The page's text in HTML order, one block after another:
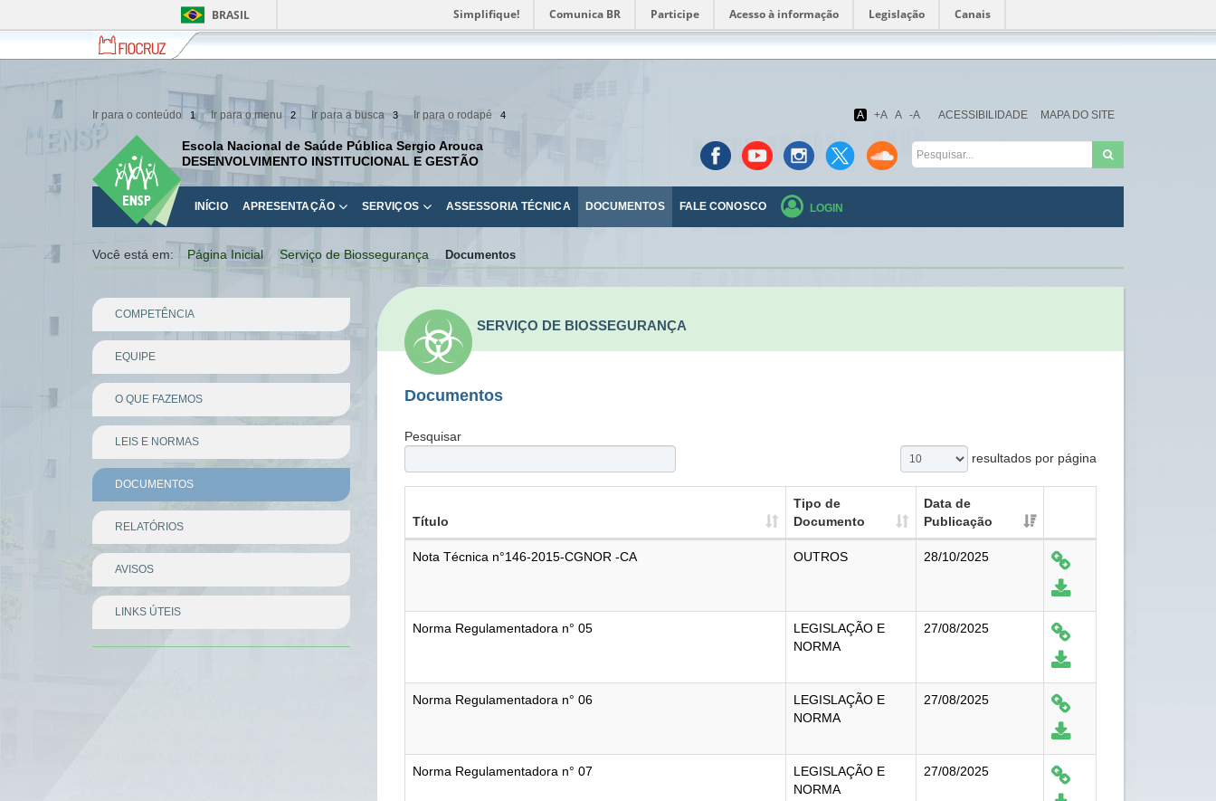
BRASIL Simplifique! Comunica BR Participe Acesso à informação Legislação Canais
Fiocruz
Fale
com
Fiocruz
Fundação
Oswaldo
Ir para o conteúdo 1 Ir para o menu 2 Ir para a busca 3 Ir para o rodapé 4 A +A A -A ACESSIBILIDADE MAPA DO SITE
Escola Nacional de Saúde Pública Sergio Arouca
DESENVOLVIMENTO INSTITUCIONAL E GESTÃO
INÍCIO APRESENTAÇÃO SERVIÇOS ASSESSORIA TÉCNICA DOCUMENTOS FALE CONOSCO LOGIN
Você está em: Página Inicial Serviço de Biossegurança Documentos
COMPETÊNCIA
EQUIPE
O QUE FAZEMOS
LEIS E NORMAS
DOCUMENTOS
RELATÓRIOS
AVISOS
LINKS ÚTEIS
Divisor
SERVIÇO DE BIOSSEGURANÇA
Documentos
Pesquisar
resultados por página
Título
Tipo de
Documento
Data de
Publicação
Nota Técnica n°146-2015-CGNOR -CA OUTROS 28/10/2025
Norma Regulamentadora n° 05
LEGISLAÇÃO E
NORMA
27/08/2025
Norma Regulamentadora n° 06
LEGISLAÇÃO E
NORMA
27/08/2025
Norma Regulamentadora n° 07
LEGISLAÇÃO E
NORMA
27/08/2025